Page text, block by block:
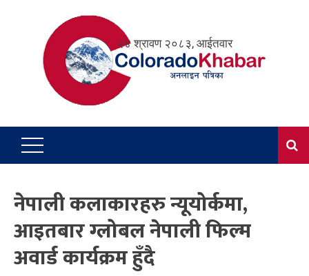
२४ श्रावण २०८३, आईतवार
नेपाली कलाकारहरु न्यूयोर्कमा,
आइतबार ग्लोबल नेपाली फिल्म
अवार्ड कार्यक्रम हुँदै